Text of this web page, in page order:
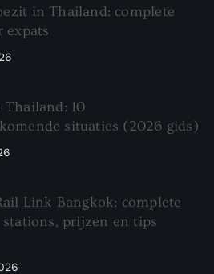
in Thailand: complete
expats
Thailand: 10
situaties (2026 gids)
Link Bangkok: complete
stations, prijzen en tips